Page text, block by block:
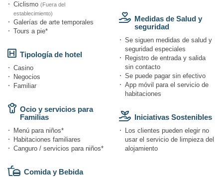
Ciclismo (Fuera del
establecimiento)
Galerías de arte temporales
Tours a pie*
Tipología de hotel
Casino
Negocios
Familiar
Ocio y servicios para
Familias
Menú para niños*
Habitaciones familiares
Canguro / servicios para niños*
Comida y Bebida
Medidas de Salud y
seguridad
Se siguen medidas de salud y
seguridad especiales
Registro de entrada y salida
sin contacto
Se puede pagar sin efectivo
App móvil para el servicio de
habitaciones
Iniciativas Sostenibles
Los clientes pueden elegir no
usar el servicio de limpieza del
alojamiento